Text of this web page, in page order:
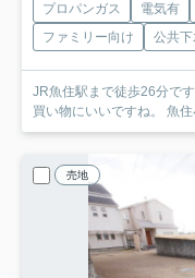
プロパンガス 電気有
ファミリー向け
公共
JR魚住駅まで徒歩26分で
買い物にいいですね。 魚
売地